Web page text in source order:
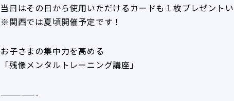
当日はその日から使用いただけるカードも１枚プレゼント
※関西では夏頃開催予定です！
お子さまの集中力を高める
「残像メンタルトレーニング講座」
—————-